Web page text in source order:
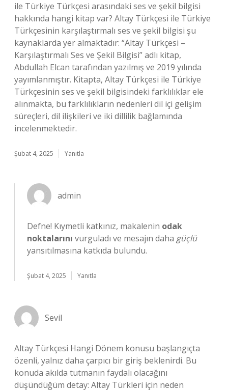
ile Türkiye Türkçesi arasındaki ses ve şekil bilgisi
hakkında hangi kitap var? Altay Türkçesi ile Türkiye
Türkçesinin karşılaştırmalı ses ve şekil bilgisi şu
kaynaklarda yer almaktadır: “Altay Türkçesi –
Karşılaştırmalı Ses ve Şekil Bilgisi” adlı kitap,
Abdullah Elcan tarafından yazılmış ve 2019 yılında
yayımlanmıştır. Kitapta, Altay Türkçesi ile Türkiye
Türkçesinin ses ve şekil bilgisindeki farklılıklar ele
alınmakta, bu farklılıkların nedenleri dil içi gelişim
süreçleri, dil ilişkileri ve iki dillilik bağlamında
incelenmektedir.
Şubat 4, 2025 Yanıtla
admin
Defne! Kıymetli katkınız, makalenin odak
noktalarını vurguladı ve mesajın daha güçlü
yansıtılmasına katkıda bulundu.
Şubat 4, 2025 Yanıtla
Sevil
Altay Türkçesi Hangi Dönem konusu başlangıçta
özenli, yalnız daha çarpıcı bir giriş beklenirdi. Bu
konuda akılda tutmanın faydalı olacağını
düşündüğüm detay: Altay Türkleri için neden